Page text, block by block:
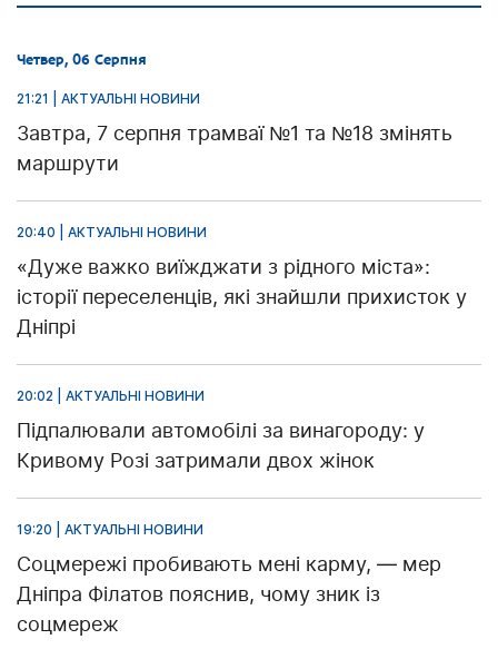
Четвер, 06 Серпня
21:21 | АКТУАЛЬНІ НОВИНИ
Завтра, 7 серпня трамваї №1 та №18 змінять
маршрути
20:40 | АКТУАЛЬНІ НОВИНИ
«Дуже важко виїжджати з рідного міста»:
історії переселенців, які знайшли прихисток у
Дніпрі
20:02 | АКТУАЛЬНІ НОВИНИ
Підпалювали автомобілі за винагороду: у
Кривому Розі затримали двох жінок
19:20 | АКТУАЛЬНІ НОВИНИ
Соцмережі пробивають мені карму, — мер
Дніпра Філатов пояснив, чому зник із
соцмереж